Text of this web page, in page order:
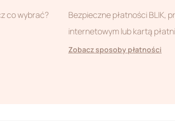
co wybrać?
Bezpieczne płatności BLIK,
internetowym lub kartą
Zobacz sposoby płatności